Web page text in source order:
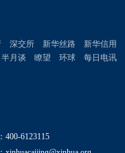
深交所 新华丝路 新华信用
半月谈 瞭望 环球 每日电讯
400-6123115